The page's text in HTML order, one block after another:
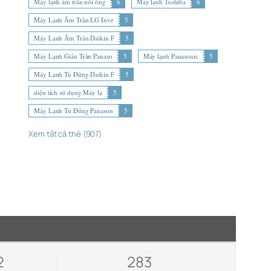
Máy Lạnh Âm Trần LG Inve
5
Máy Lạnh Âm Trần Daikin F
5
Máy Lạnh Giấu Trần Panaso
5 Máy lạnh Panasonic
5
Máy Lạnh Tủ Đứng Daikin F
5
diện tích sử dụng Máy lạ
5
Máy Lạnh Tủ Đứng Panason
5
Xem tất cả thẻ (907)
283